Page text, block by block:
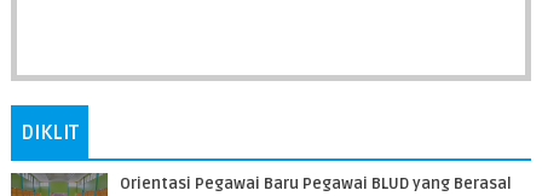
DIKLIT
Orientasi Pegawai Baru Pegawai BLUD yang Berasal